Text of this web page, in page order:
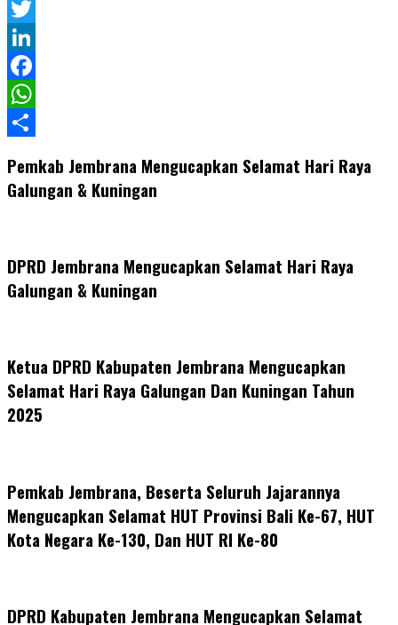
Twitter
LinkedIn
Facebook
WhatsApp
Pemkab Jembrana Mengucapkan Selamat Hari Raya
Galungan & Kuningan
DPRD Jembrana Mengucapkan Selamat Hari Raya
Galungan & Kuningan
Ketua DPRD Kabupaten Jembrana Mengucapkan
Selamat Hari Raya Galungan Dan Kuningan Tahun
2025
Pemkab Jembrana, Beserta Seluruh Jajarannya
Mengucapkan Selamat HUT Provinsi Bali Ke-67, HUT
Kota Negara Ke-130, Dan HUT RI Ke-80
DPRD Kabupaten Jembrana Mengucapkan Selamat